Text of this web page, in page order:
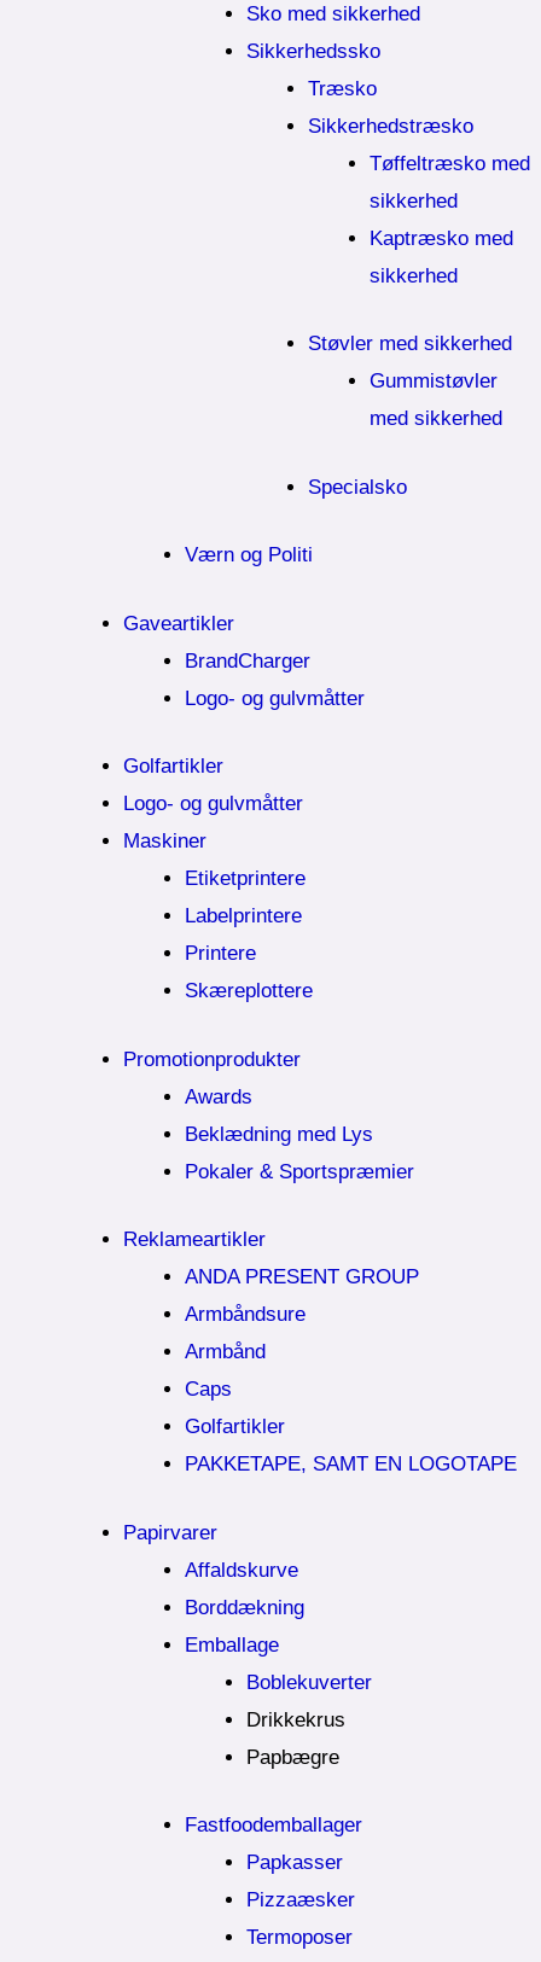
Sko med sikkerhed
Sikkerhedssko
Træsko
Sikkerhedstræsko
Tøffeltræsko med
sikkerhed
Kaptræsko med
sikkerhed
Støvler med sikkerhed
Gummistøvler
med sikkerhed
Specialsko
Værn og Politi
Gaveartikler
BrandCharger
Logo- og gulvmåtter
Golfartikler
Logo- og gulvmåtter
Maskiner
Etiketprintere
Labelprintere
Printere
Skæreplottere
Promotionprodukter
Awards
Beklædning med Lys
Pokaler & Sportspræmier
Reklameartikler
ANDA PRESENT GROUP
Armbåndsure
Armbånd
Caps
Golfartikler
PAKKETAPE, SAMT EN LOGOTAPE
Papirvarer
Affaldskurve
Borddækning
Emballage
Boblekuverter
Drikkekrus
Papbægre
Fastfoodemballager
Papkasser
Pizzaæsker
Termoposer